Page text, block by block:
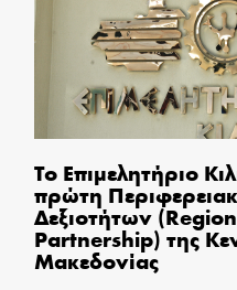
Το Επιμελητήριο
πρώτη
Δεξιοτήτων
Partnership) της
Μακεδονίας